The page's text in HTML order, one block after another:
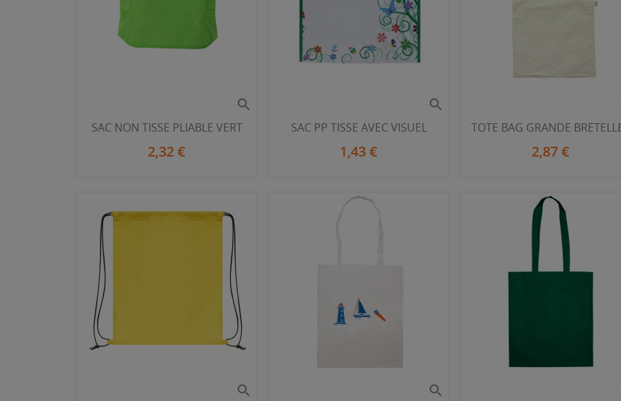
SAC NON TISSE PLIABLE VERT
2,32 €

SAC PP TISSE AVEC VISUEL
1,43 €

TOTE BAG GRANDE
2,87 €
 